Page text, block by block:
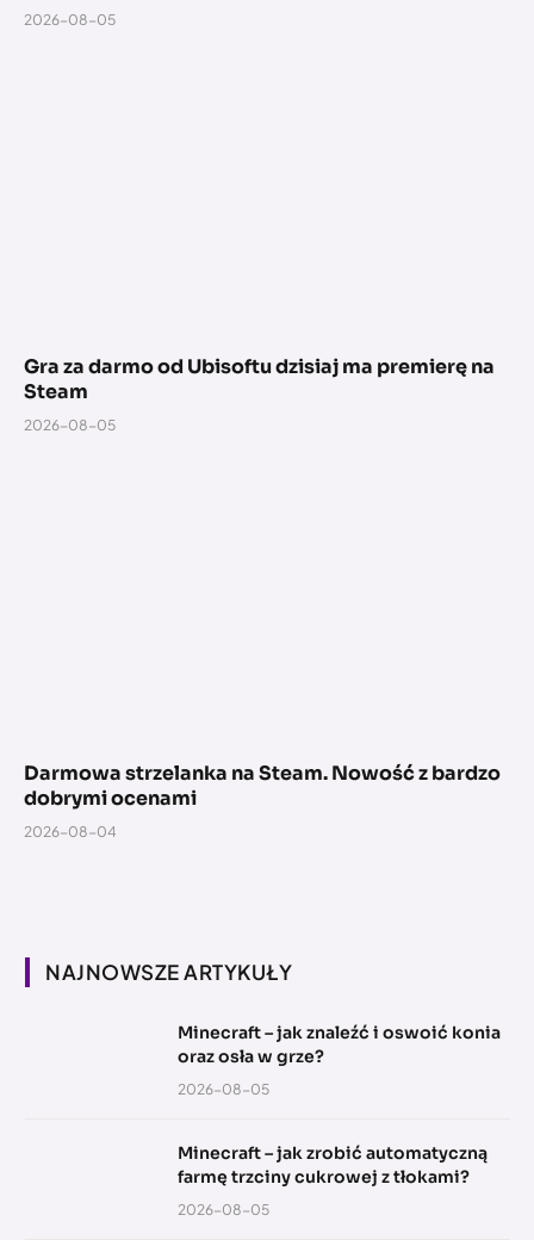
2026-08-05
Gra za darmo od Ubisoftu dzisiaj ma premierę na
Steam
2026-08-05
Darmowa strzelanka na Steam. Nowość z bardzo
dobrymi ocenami
2026-08-04
NAJNOWSZE ARTYKUŁY
Minecraft – jak znaleźć i oswoić konia
oraz osła w grze?
2026-08-05
Minecraft – jak zrobić automatyczną
farmę trzciny cukrowej z tłokami?
2026-08-05